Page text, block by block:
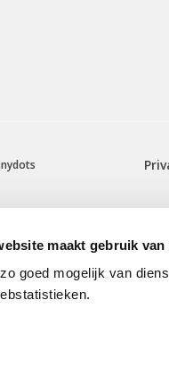
maakt gebruik van
goed mogelijk van